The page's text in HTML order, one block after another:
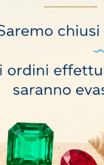
piccolo).
comprato anche: